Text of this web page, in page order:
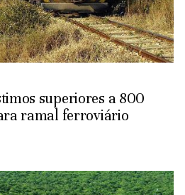
superiores a 800
ramal ferroviário